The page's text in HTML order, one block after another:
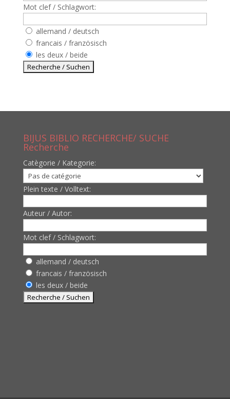
Mot clef / Schlagwort:
allemand / deutsch
francais / französisch
les deux / beide
BIJUS BIBLIO RECHERCHE/ SUCHE
Recherche
Catègorie / Kategorie:
Plein texte / Volltext:
Auteur / Autor:
Mot clef / Schlagwort:
allemand / deutsch
francais / französisch
les deux / beide